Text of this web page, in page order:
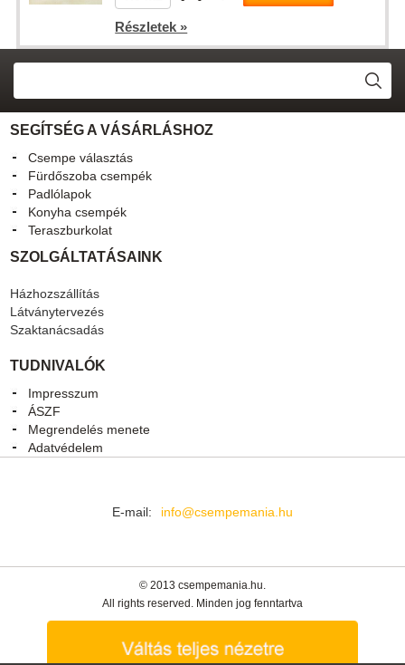
Részletek »
SEGÍTSÉG A VÁSÁRLÁSHOZ
Csempe választás
Fürdőszoba csempék
Padlólapok
Konyha csempék
Teraszburkolat
SZOLGÁLTATÁSAINK
Házhozszállítás
Látványtervezés
Szaktanácsadás
TUDNIVALÓK
Impresszum
ÁSZF
Megrendelés menete
Adatvédelem
E-mail: info@csempemania.hu
© 2013 csempemania.hu.
All rights reserved. Minden jog fenntartva